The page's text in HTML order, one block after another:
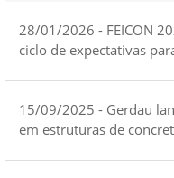
28/01/2026 - FEICON
ciclo de expectativas
15/09/2025 - Gerdau
em estruturas de